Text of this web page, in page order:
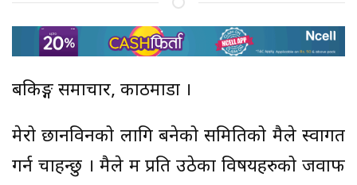
बैंकिङ्ग समाचार, काठमाडौं ।
मेरो छानविनको लागि बनेको समितिको मैले स्वागत
गर्न चाहन्छु । मैले म प्रति उठेका विषयहरुको जवाफ